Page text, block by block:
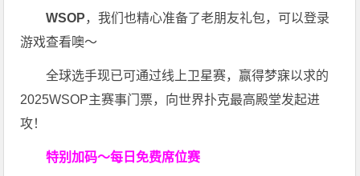
WSOP，我们也精心准备了老朋友礼包，可以登录
游戏查看噢～
全球选手现已可通过线上卫星赛，赢得梦寐以求的
2025WSOP主赛事门票，向世界扑克最高殿堂发起进
攻！
特别加码～每日免费席位赛